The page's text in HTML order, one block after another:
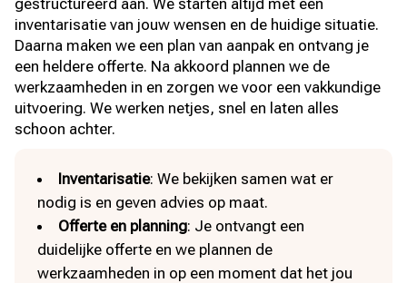
inventarisatie van jouw wensen en de huidige situatie.
Daarna maken we een plan van aanpak en ontvang je
een heldere offerte. Na akkoord plannen we de
werkzaamheden in en zorgen we voor een vakkundige
uitvoering. We werken netjes, snel en laten alles
schoon achter.
Inventarisatie: We bekijken samen wat er
nodig is en geven advies op maat.
Offerte en planning: Je ontvangt een
duidelijke offerte en we plannen de
werkzaamheden in op een moment dat het jou